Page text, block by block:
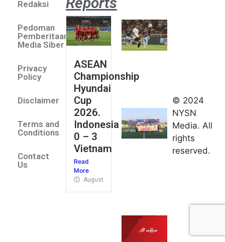
Redaksi
Pedoman
Pemberitaan
Media Siber
Privacy
Policy
Disclaimer
Terms and
Conditions
Contact
Us
ASEAN
Championship
Hyundai
Cup
2026.
Indonesia
0 – 3
Vietnam
Read
More
August 4, 2026
umum
Kejurnas
Panahan
Junior di
Kudus
2026
jadwal
© 2024
NYSN
Media. All
rights
reserved.